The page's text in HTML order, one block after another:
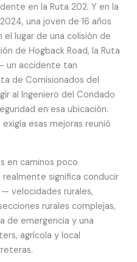
en la Ruta 202. Y en la
una joven de 16 años
el lugar de una colisión de
de Hogback Road, la Ruta
un accidente tan
de Comisionados del
al Ingeniero del Condado
en esa ubicación.
esas mejoras reunió
en caminos poco
significa conducir
velocidades rurales,
rurales complejas,
de emergencia y una
agrícola y local